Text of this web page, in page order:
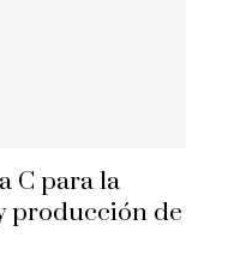
C para la
producción de